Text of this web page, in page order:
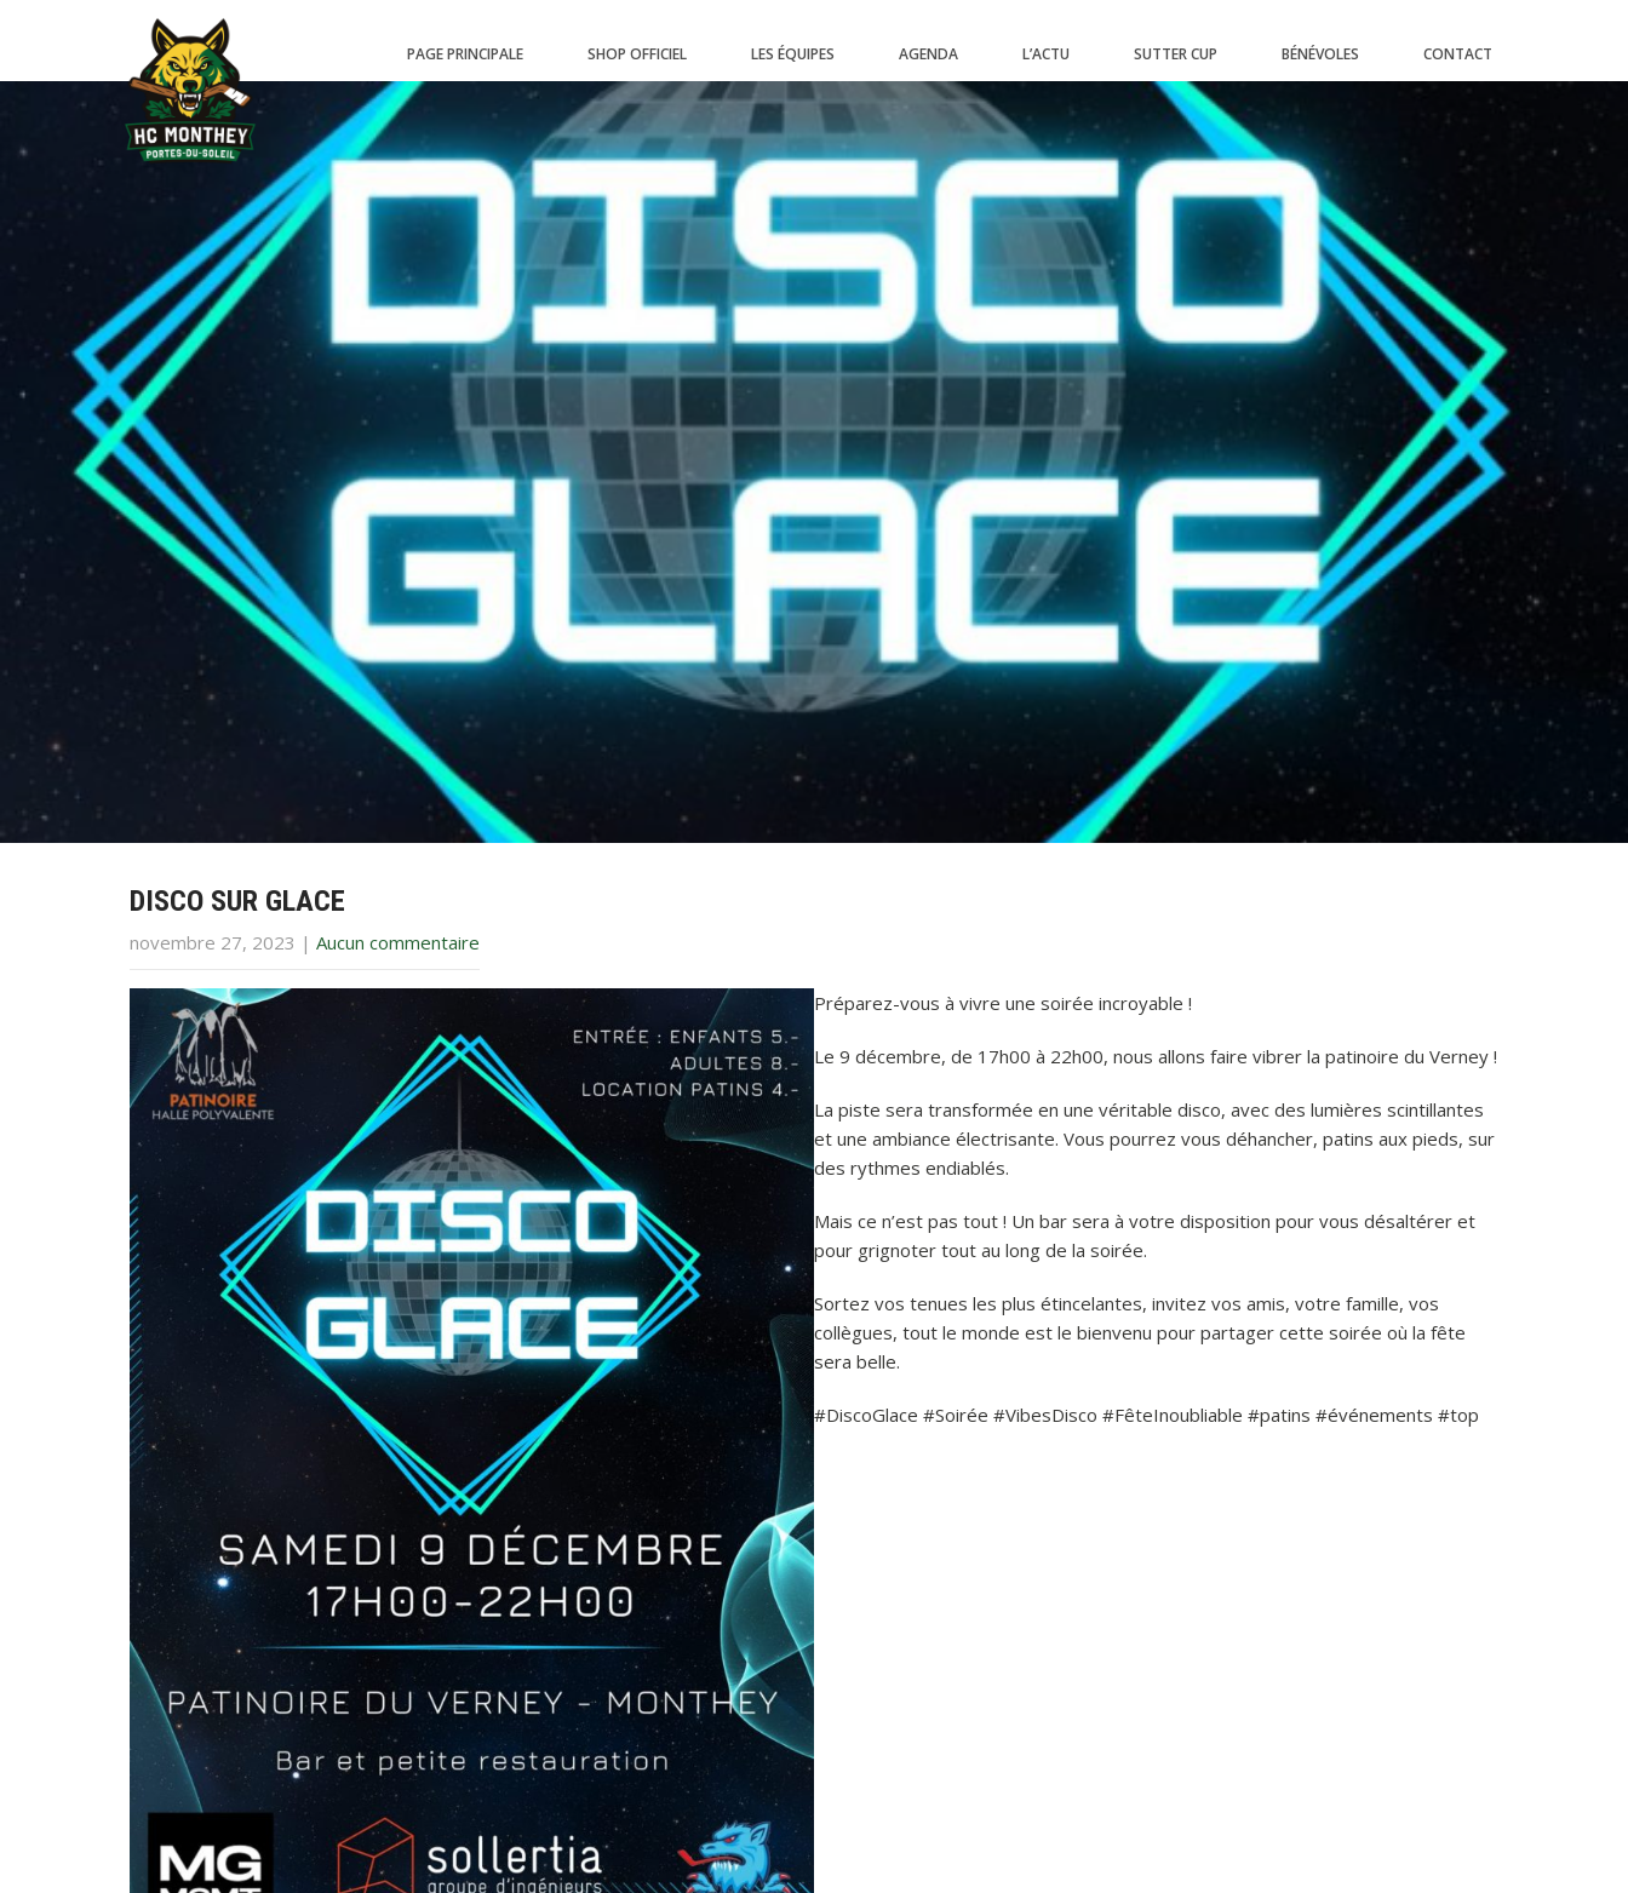
PAGE PRINCIPALE SHOP OFFICIEL LES ÉQUIPES AGENDA L’ACTU SUTTER CUP BÉNÉVOLES CONTACT
DISCO SUR GLACE
novembre 27, 2023 | Aucun commentaire
Préparez-vous à vivre une soirée incroyable !
Le 9 décembre, de 17h00 à 22h00, nous allons faire vibrer la patinoire du Verney !
La piste sera transformée en une véritable disco, avec des lumières scintillantes
et une ambiance électrisante. Vous pourrez vous déhancher, patins aux pieds, sur
des rythmes endiablés.
Mais ce n’est pas tout ! Un bar sera à votre disposition pour vous désaltérer et
pour grignoter tout au long de la soirée.
Sortez vos tenues les plus étincelantes, invitez vos amis, votre famille, vos
collègues, tout le monde est le bienvenu pour partager cette soirée où la fête
sera belle.
#DiscoGlace #Soirée #VibesDisco #FêteInoubliable #patins #événements #top